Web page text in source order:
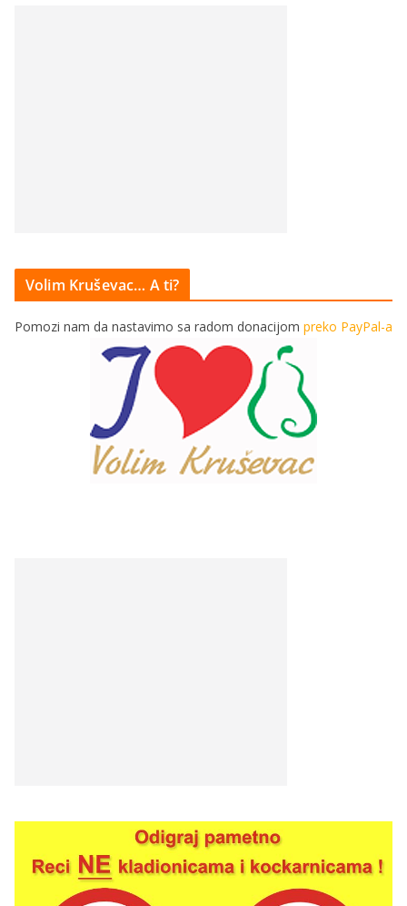
Volim Kruševac… A ti?
Pomozi nam da nastavimo sa radom donacijom preko PayPal-a